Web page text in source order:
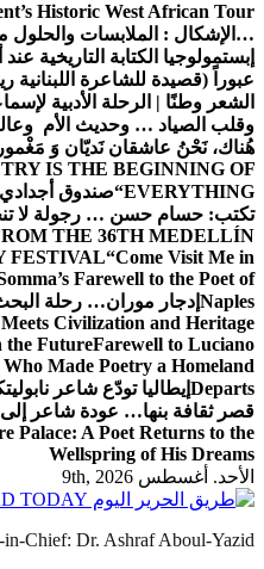
Historic West African Tour
…الإشكال : الملابسات والحلول
إبستمولوجيا الكتابة التاريخية
عبوراً (قصيدة للشاعرة اللبنانية
الشعر وطنًا | الرحلة الأدبية
وقلب الصياد … وحديث الأم
هُناك، نَحْنُ عاشقان نَديّان وَ
IS THE BEGINNING OF
EVERYTHING“صندوق
تكتب: حسام حسن … رجولة لا
THE 36TH MEDELLÍN
FESTIVAL“Come Visit Me in
Farewell to the Poet of
Naples إدجار موران… رحلة
Civilization and Heritage
the FutureFarewell to Luciano
Made Poetry a Homeland
Departs إيطاليا تودّع شاعر نابولي
قصر ثقافة بنها… عودة شاعر إلى
Palace: A Poet Returns to the
Wellspring of His Dreams
الأحد. أغسطس 9th, 2026
in-Chief: Dr. Ashraf Aboul-Yazid